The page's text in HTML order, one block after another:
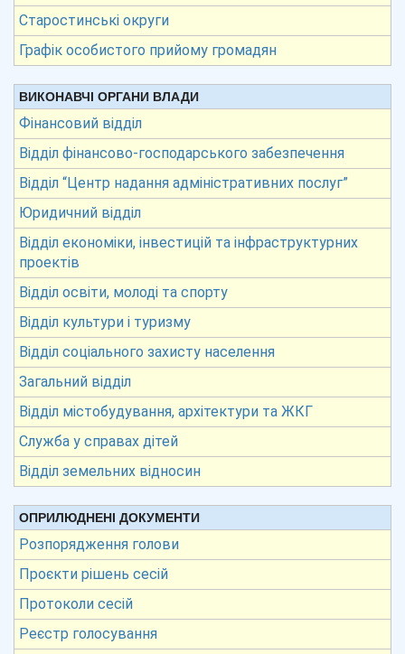
Старостинські округи
Графік особистого прийому громадян
ВИКОНАВЧІ ОРГАНИ ВЛАДИ
Фінансовий відділ
Відділ фінансово-господарського забезпечення
Відділ “Центр надання адміністративних послуг”
Юридичний відділ
Відділ економіки, інвестицій та інфраструктурних
проектів
Відділ освіти, молоді та спорту
Відділ культури і туризму
Відділ соціального захисту населення
Загальний відділ
Відділ містобудування, архітектури та ЖКГ
Служба у справах дітей
Відділ земельних відносин
ОПРИЛЮДНЕНІ ДОКУМЕНТИ
Розпорядження голови
Проєкти рішень сесій
Протоколи сесій
Реєстр голосування